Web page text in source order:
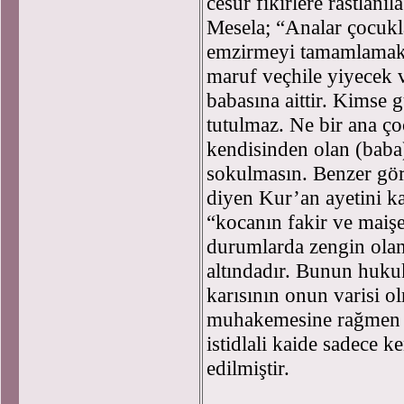
Mesela; “Analar
emzirmeyi
maruf veçhile yiyecek
babasına aittir. Kimse
tutulmaz. Ne bir ana
kendisinden olan
sokulmasın. Benzer
diyen Kur’an ayetini
“kocanın fakir ve
durumlarda zengin
altındadır. Bunun
karısının onun varisi
muhakemesine
istidlali kaide sadece
edilmiştir.